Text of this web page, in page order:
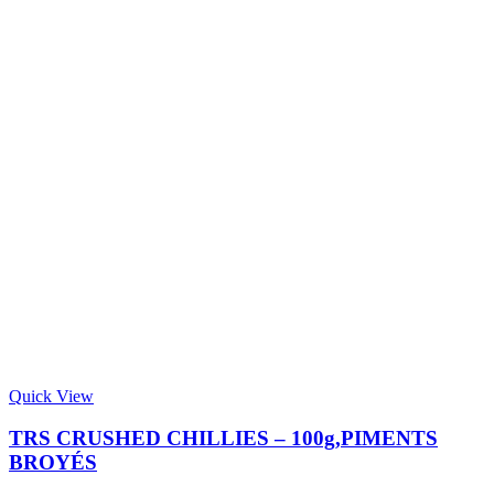
Quick View
TRS CRUSHED CHILLIES – 100g,PIMENTS
BROYÉS